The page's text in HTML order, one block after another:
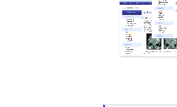
セカンドオピ
病診連携